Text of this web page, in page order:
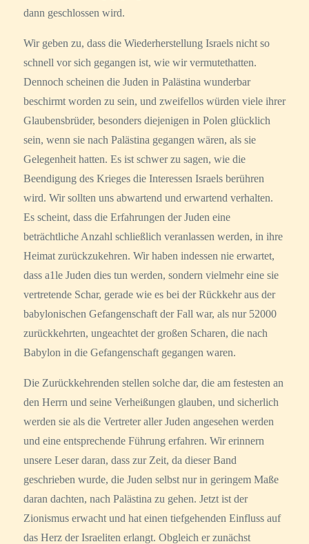
dann geschlossen wird.
Wir geben zu, dass die Wiederherstellung Israels nicht so
schnell vor sich gegangen ist, wie wir vermutethatten.
Dennoch scheinen die Juden in Palästina wunderbar
beschirmt worden zu sein, und zweifellos würden viele ihrer
Glaubensbrüder, besonders diejenigen in Polen glücklich
sein, wenn sie nach Palästina gegangen wären, als sie
Gelegenheit hatten. Es ist schwer zu sagen, wie die
Beendigung des Krieges die Interessen Israels berühren
wird. Wir sollten uns abwartend und erwartend verhalten.
Es scheint, dass die Erfahrungen der Juden eine
beträchtliche Anzahl schließlich veranlassen werden, in ihre
Heimat zurückzukehren. Wir haben indessen nie erwartet,
dass a1le Juden dies tun werden, sondern vielmehr eine sie
vertretende Schar, gerade wie es bei der Rückkehr aus der
babylonischen Gefangenschaft der Fall war, als nur 52000
zurückkehrten, ungeachtet der großen Scharen, die nach
Babylon in die Gefangenschaft gegangen waren.
Die Zurückkehrenden stellen solche dar, die am festesten an
den Herrn und seine Verheißungen glauben, und sicherlich
werden sie als die Vertreter aller Juden angesehen werden
und eine entsprechende Führung erfahren. Wir erinnern
unsere Leser daran, dass zur Zeit, da dieser Band
geschrieben wurde, die Juden selbst nur in geringem Maße
daran dachten, nach Palästina zu gehen. Jetzt ist der
Zionismus erwacht und hat einen tiefgehenden Einfluss auf
das Herz der Israeliten erlangt. Obgleich er zunächst